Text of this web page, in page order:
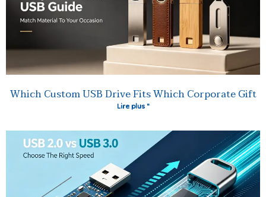
Which Custom USB Drive Fits Which Corporate Gift
Lire plus "